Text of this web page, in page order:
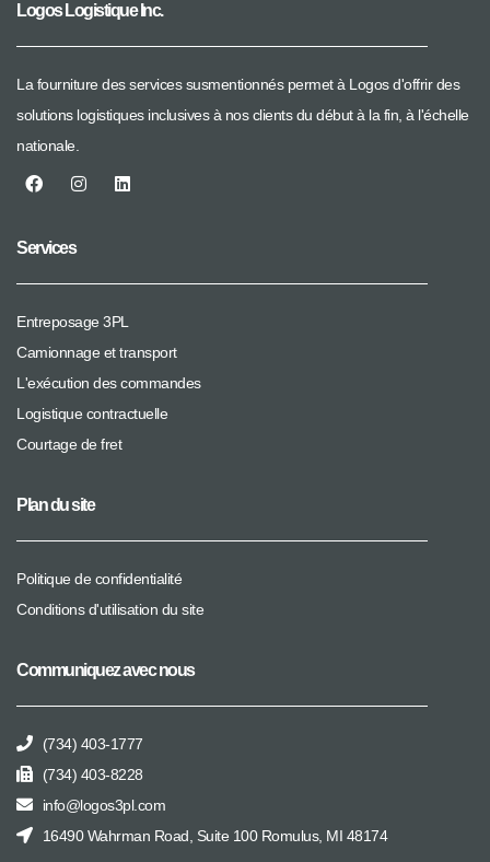
Logos Logistique Inc.
La fourniture des services susmentionnés permet à Logos d'offrir des
solutions logistiques inclusives à nos clients du début à la fin, à l'échelle
nationale.
Services
Entreposage 3PL
Camionnage et transport
L'exécution des commandes
Logistique contractuelle
Courtage de fret
Plan du site
Politique de confidentialité
Conditions d'utilisation du site
Communiquez avec nous
(734) 403-1777
(734) 403-8228
info@logos3pl.com
16490 Wahrman Road, Suite 100 Romulus, MI 48174